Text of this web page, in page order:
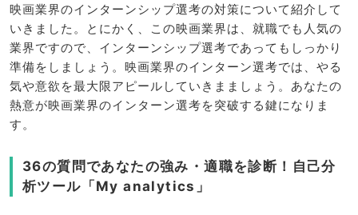
映画業界のインターンシップ選考の対策について紹介して
いきました。とにかく、この映画業界は、就職でも人気の
業界ですので、インターンシップ選考であってもしっかり
準備をしましょう。映画業界のインターン選考では、やる
気や意欲を最大限アピールしていきまましょう。あなたの
熱意が映画業界のインターン選考を突破する鍵になりま
す。
36の質問であなたの強み・適職を診断！自己分
析ツール「My analytics」